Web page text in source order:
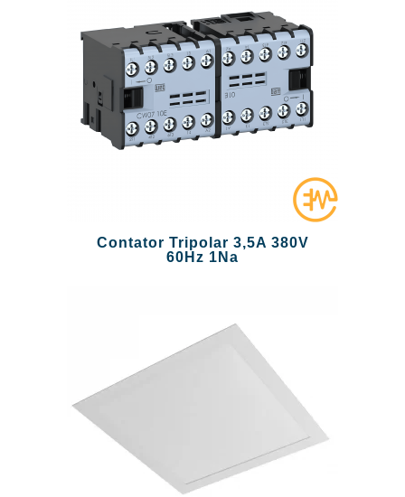
Contator Tripolar 3,5A 380V
60Hz 1Na